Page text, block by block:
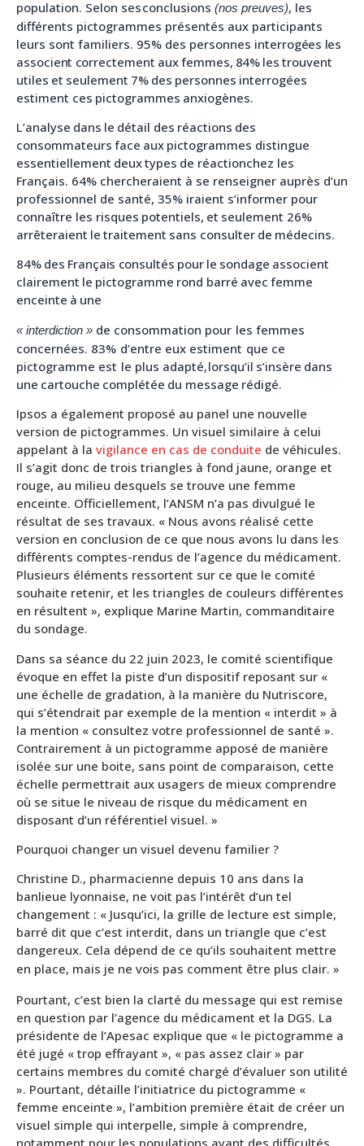
population. Selon sesconclusions (nos preuves), les
différents pictogrammes présentés aux participants
leurs sont familiers. 95% des personnes interrogées les
associent correctement auxfemmes, 84% les trouvent
utiles et seulement 7% des personnes interrogées
estiment ces pictogrammes anxiogènes.
L’analyse dans le détail des réactions des
consommateurs face aux pictogrammes distingue
essentiellement deuxtypes de réactionchez les
Français. 64% chercheraient à se renseigner auprès d’un
professionnel de santé, 35% iraient s’informer pour
connaître les risques potentiels, et seulement 26%
arrêteraient le traitement sans consulter de médecins.
84% des Français consultés pour le sondage associent
clairement le pictogramme rond barré avec femme
enceinte à une
« interdiction » de consommation pour les femmes
concernées. 83% d’entre eux estiment que ce
pictogramme est le plus adapté,lorsqu’il s’insère dans
une cartouche complétée du message rédigé.
Ipsos a également proposé au panel une nouvelle
version de pictogrammes. Un visuel similaire à celui
appelant à la vigilance en cas de conduite de véhicules.
Il s’agit donc de trois triangles à fond jaune, orange et
rouge, au milieu desquels se trouve une femme
enceinte. Officiellement, l’ANSM n’a pas divulgué le
résultat de ses travaux. « Nous avons réalisé cette
version en conclusion de ce que nous avons lu dans les
différents comptes-rendus de l’agence du médicament.
Plusieurs éléments ressortent sur ce que le comité
souhaite retenir, et les triangles de couleurs différentes
en résultent », explique Marine Martin, commanditaire
du sondage.
Dans sa séance du 22 juin 2023, le comité scientifique
évoque en effet la piste d’un dispositif reposant sur «
une échelle de gradation, à la manière du Nutriscore,
qui s’étendrait par exemple de la mention « interdit » à
la mention « consultez votre professionnel de santé ».
Contrairement à un pictogramme apposé de manière
isolée sur une boite, sans point de comparaison, cette
échelle permettrait aux usagers de mieux comprendre
où se situe le niveau de risque du médicament en
disposant d’un référentiel visuel. »
Pourquoi changer un visuel devenu familier ?
Christine D., pharmacienne depuis 10 ans dans la
banlieue lyonnaise, ne voit pas l’intérêt d’un tel
changement : « Jusqu’ici, la grille de lecture est simple,
barré dit que c’est interdit, dans un triangle que c’est
dangereux. Cela dépend de ce qu’ils souhaitent mettre
en place, mais je ne vois pas comment être plus clair. »
Pourtant, c’est bien la clarté du message qui est remise
en question par l’agence du médicament et la DGS. La
présidente de l’Apesac explique que « le pictogramme a
été jugé « trop effrayant », « pas assez clair » par
certains membres du comité chargé d’évaluer son utilité
». Pourtant, détaille l’initiatrice du pictogramme «
femme enceinte », l’ambition première était de créer un
visuel simple qui interpelle, simple à comprendre,
notamment pour les populations ayant des difficultés